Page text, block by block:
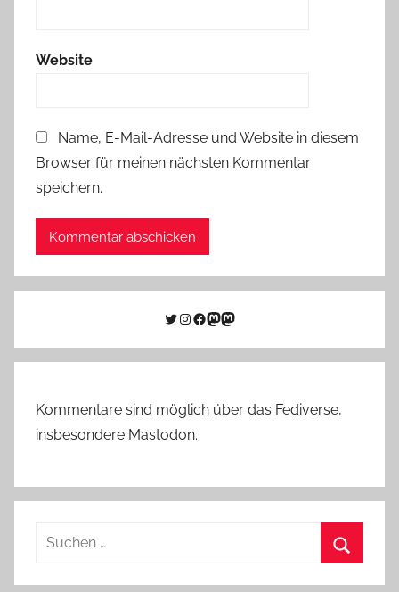
Website
Name, E-Mail-Adresse und Website in diesem
Browser für meinen nächsten Kommentar
speichern.
Twitter
Instagram
Facebook
Link zu Mastodon
Mastodon
Kommentare sind möglich über das Fediverse,
insbesondere Mastodon.
Suchen